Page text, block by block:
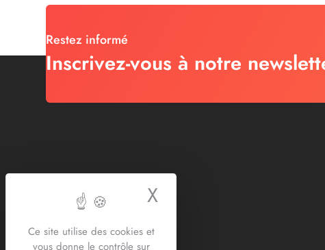
Ce site utilise des cookies et
vous donne le contrôle sur
X Masquer le
Restez informé
Inscrivez-vous à notre